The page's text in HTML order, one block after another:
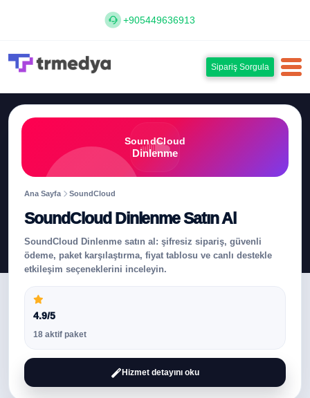
+905449636913
Sipariş Sorgula
SoundCloud
Dinlenme
Ana Sayfa SoundCloud
SoundCloud Dinlenme Satın Al
SoundCloud Dinlenme satın al: şifresiz sipariş, güvenli
ödeme, paket karşılaştırma, fiyat tablosu ve canlı destekle
etkileşim seçeneklerini inceleyin.
4.9/5
18 aktif paket
Hizmet detayını oku